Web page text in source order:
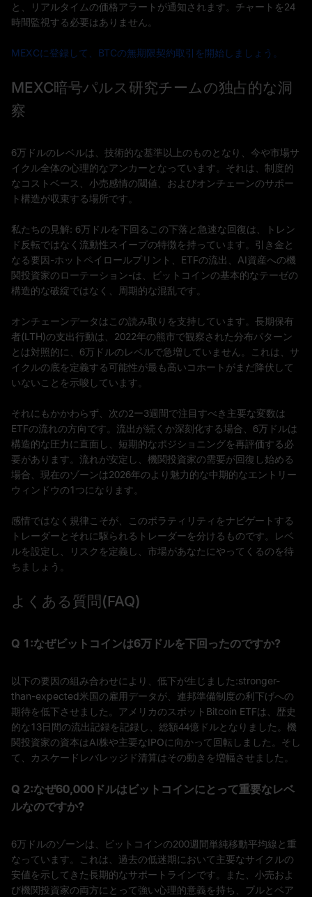
と、リアルタイムの価格アラートが通知されます。チャートを24
時間監視する必要はありません。
MEXCに登録して、BTCの無期限契約取引を開始しましょう。
MEXC暗号パルス研究チームの独占的な洞
察
6万ドルのレベルは、技術的な基準以上のものとなり、今や市場サ
イクル全体の心理的なアンカーとなっています。それは、制度的
なコストベース、小売感情の閾値、およびオンチェーンのサポー
ト構造が収束する場所です。
私たちの見解: 6万ドルを下回るこの下落と急速な回復は、トレン
ド反転ではなく流動性スイープの特徴を持っています。引き金と
なる要因-ホットペイロールプリント、ETFの流出、AI資産への機
関投資家のローテーション-は、ビットコインの基本的なテーゼの
構造的な破綻ではなく、周期的な混乱です。
オンチェーンデータはこの読み取りを支持しています。長期保有
者(LTH)の支出行動は、2022年の熊市で観察された分布パターン
とは対照的に、6万ドルのレベルで急増していません。これは、サ
イクルの底を定義する可能性が最も高いコホートがまだ降伏して
いないことを示唆しています。
それにもかかわらず、次の2ー3週間で注目すべき主要な変数は
ETFの流れの方向です。流出が続くか深刻化する場合、6万ドルは
構造的な圧力に直面し、短期的なポジショニングを再評価する必
要があります。流れが安定し、機関投資家の需要が回復し始める
場合、現在のゾーンは2026年のより魅力的な中期的なエントリー
ウィンドウの1つになります。
感情ではなく規律こそが、このボラティリティをナビゲートする
トレーダーとそれに駆られるトレーダーを分けるものです。レベ
ルを設定し、リスクを定義し、市場があなたにやってくるのを待
ちましょう。
よくある質問(FAQ)
Q 1:なぜビットコインは6万ドルを下回ったのですか?
以下の要因の組み合わせにより、低下が生じました:stronger-
than-expected米国の雇用データが、連邦準備制度の利下げへの
期待を低下させました。アメリカのスポットBitcoin ETFは、歴史
的な13日間の流出記録を記録し、総額44億ドルとなりました。機
関投資家の資本はAI株や主要なIPOに向かって回転しました。そし
て、カスケードレバレッジド清算はその動きを増幅させました。
Q 2:なぜ60,000ドルはビットコインにとって重要なレベ
ルなのですか?
6万ドルのゾーンは、ビットコインの200週間単純移動平均線と重
なっています。これは、過去の低迷期において主要なサイクルの
安値を示してきた長期的なサポートラインです。また、小売およ
び機関投資家の両方にとって強い心理的意義を持ち、ブルとベア